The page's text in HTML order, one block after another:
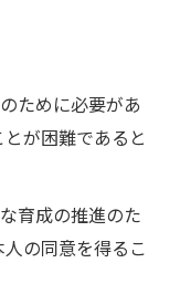
ために必要があ
が困難であると
育成の推進のた
の同意を得るこ